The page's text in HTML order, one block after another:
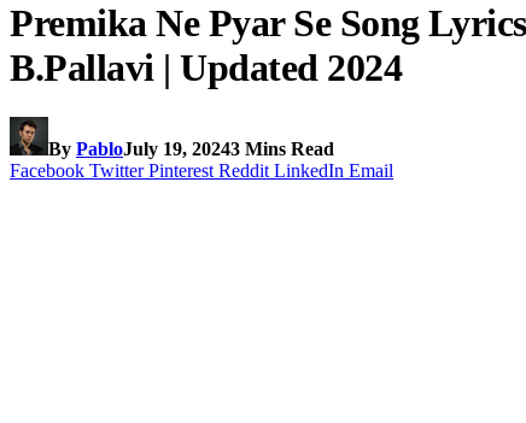
Premika Ne Pyar Se Song
B.Pallavi | Updated 2024
By PabloJuly 19, 20243 Mins Read
Facebook Twitter Pinterest Reddit LinkedIn Email